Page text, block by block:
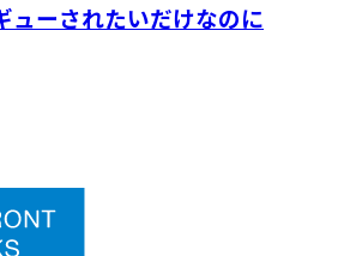
ューされたいだけなのに